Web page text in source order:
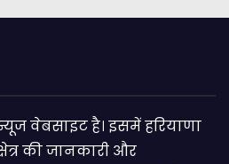
वेबसाइट है। इसमें हरियाणा
की जानकारी और